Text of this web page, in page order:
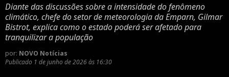
Diante das discussões sobre a intensidade do fenômeno
climático, chefe do setor de meteorologia da Emparn, Gilmar
Bistrot, explica como o estado poderá ser afetado para
tranquilizar a população
por: NOVO Notícias
Publicado 1 de junho de 2026 às 16:30